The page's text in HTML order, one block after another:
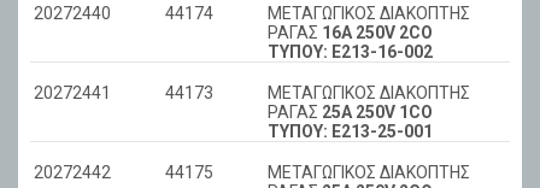
20272440 44174
ΜΕΤΑΓΩΓΙΚΟΣ ΔΙΑΚΟΠΤΗΣ
ΡΑΓΑΣ 16Α 250V 2CO
ΤΥΠΟΥ: Ε213-16-002
20272441 44173
ΜΕΤΑΓΩΓΙΚΟΣ ΔΙΑΚΟΠΤΗΣ
ΡΑΓΑΣ 25Α 250V 1CO
ΤΥΠΟΥ: Ε213-25-001
20272442 44175
ΜΕΤΑΓΩΓΙΚΟΣ ΔΙΑΚΟΠΤΗΣ